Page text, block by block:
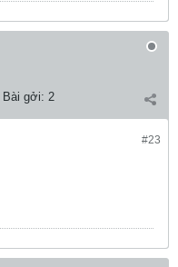
Bài gởi: 2
#23